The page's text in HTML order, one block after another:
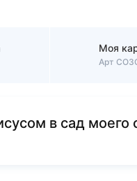
Моя
в сад моего